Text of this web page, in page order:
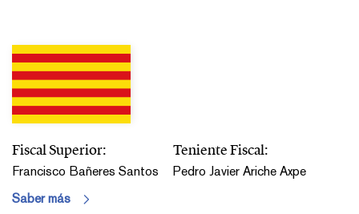
Cataluña
Fiscal Superior:
Francisco Bañeres Santos
Saber más
Teniente Fiscal:
Pedro Javier Ariche Axpe